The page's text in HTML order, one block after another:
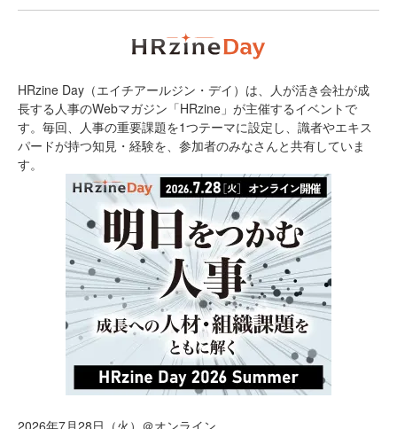
HRzine Day（エイチアールジン・デイ）は、人が活き会社が成
長する人事のWebマガジン「HRzine」が主催するイベントで
す。毎回、人事の重要課題を1つテーマに設定し、識者やエキス
パードが持つ知見・経験を、参加者のみなさんと共有していま
す。